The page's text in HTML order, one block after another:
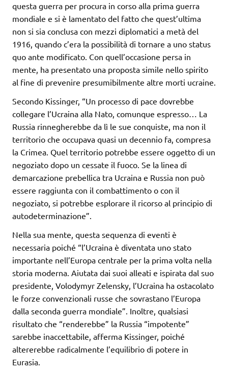
questa guerra per procura in corso alla prima guerra
mondiale e si è lamentato del fatto che quest’ultima
non si sia conclusa con mezzi diplomatici a metà del
1916, quando c’era la possibilità di tornare a uno status
quo ante modificato. Con quell’occasione persa in
mente, ha presentato una proposta simile nello spirito
al fine di prevenire presumibilmente altre morti ucraine.
Secondo Kissinger, “Un processo di pace dovrebbe
collegare l’Ucraina alla Nato, comunque espresso… La
Russia rinnegherebbe da lì le sue conquiste, ma non il
territorio che occupava quasi un decennio fa, compresa
la Crimea. Quel territorio potrebbe essere oggetto di un
negoziato dopo un cessate il fuoco. Se la linea di
demarcazione prebellica tra Ucraina e Russia non può
essere raggiunta con il combattimento o con il
negoziato, si potrebbe esplorare il ricorso al principio di
autodeterminazione”.
Nella sua mente, questa sequenza di eventi è
necessaria poiché “l’Ucraina è diventata uno stato
importante nell’Europa centrale per la prima volta nella
storia moderna. Aiutata dai suoi alleati e ispirata dal suo
presidente, Volodymyr Zelensky, l’Ucraina ha ostacolato
le forze convenzionali russe che sovrastano l’Europa
dalla seconda guerra mondiale”. Inoltre, qualsiasi
risultato che “renderebbe” la Russia “impotente”
sarebbe inaccettabile, afferma Kissinger, poiché
altererebbe radicalmente l’equilibrio di potere in
Eurasia.